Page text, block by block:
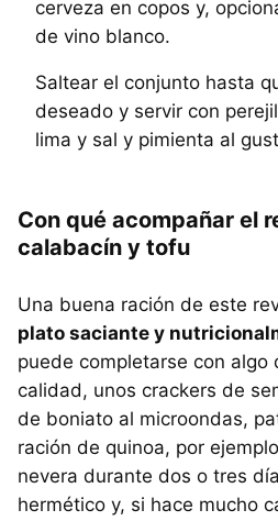
cerveza en copos y,
de vino blanco.
Saltear el conjunto hasta
deseado y servir con
lima y sal y pimienta al
Con qué acompañar el
calabacín y tofu
Una buena ración de este
plato saciante y
puede completarse con algo
calidad, unos crackers de
de boniato al microondas,
ración de quinoa, por
nevera durante dos o tres
hermético y, si hace mucho